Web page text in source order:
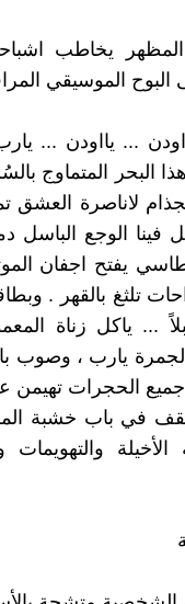
يخاطب
الموسيقي
... يااودن ...
البحر المتماوج
لاناصرة العشق
فينا الوجع الباسل
يفتح اجفان
تلثغ بالقهر .
... ياكل زناة
يارب ، وصوب
الحجرات تهيمن
في باب خشبة
الأخيلة